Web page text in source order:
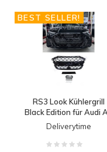
BEST SELLER!
RS3 Look Kühlergrill
Black Edition für Audi
8Y / S line
Deliverytime